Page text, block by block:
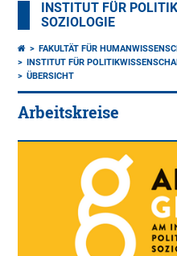
INSTITUT FÜR
SOZIOLOGIE
FAKULTÄT FÜR
INSTITUT FÜR
ÜBERSICHT
Arbeitskreise